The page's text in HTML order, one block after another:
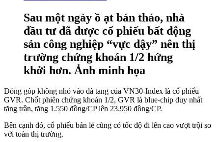
Sau một ngày ồ ạt bán tháo, nhà
đầu tư đã được cổ phiếu bất động
sản công nghiệp “vực dậy” nên thị
trường chứng khoán 1/2 hứng
khởi hơn. Ảnh minh họa
Đóng góp không nhỏ vào đà tang của VN30-Index là cổ phiếu
GVR. Chốt phiên chứng khoán 1/2, GVR là blue-chip duy nhất
tăng trần, tăng 1.550 đồng/CP lên 23.950 đồng/CP.
Bên cạnh đó, cổ phiếu bán lẻ cũng có tốc độ đi lên cao vượt trội so
với toàn thị trường.